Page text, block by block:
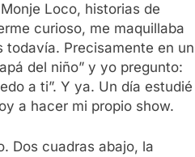
Loco, historias de
curioso, me maquillaba
todavía. Precisamente en un
del niño” y yo pregunto:
a ti”. Y ya. Un día estudié
a hacer mi propio show.
Dos cuadras abajo, la